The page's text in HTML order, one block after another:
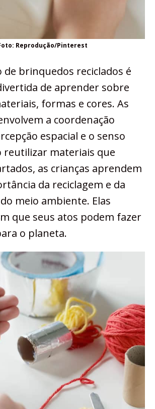
Reprodução/Pinterest
de brinquedos reciclados é
de aprender sobre
formas e cores. As
a coordenação
espacial e o senso
reutilizar materiais que
as crianças aprendem
da reciclagem e da
meio ambiente. Elas
que seus atos podem fazer
o planeta.